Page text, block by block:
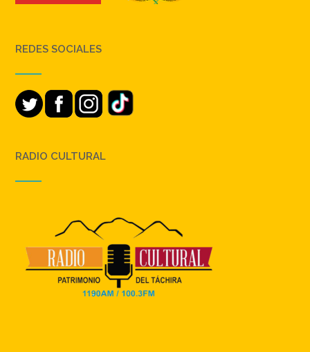
REDES SOCIALES
RADIO CULTURAL